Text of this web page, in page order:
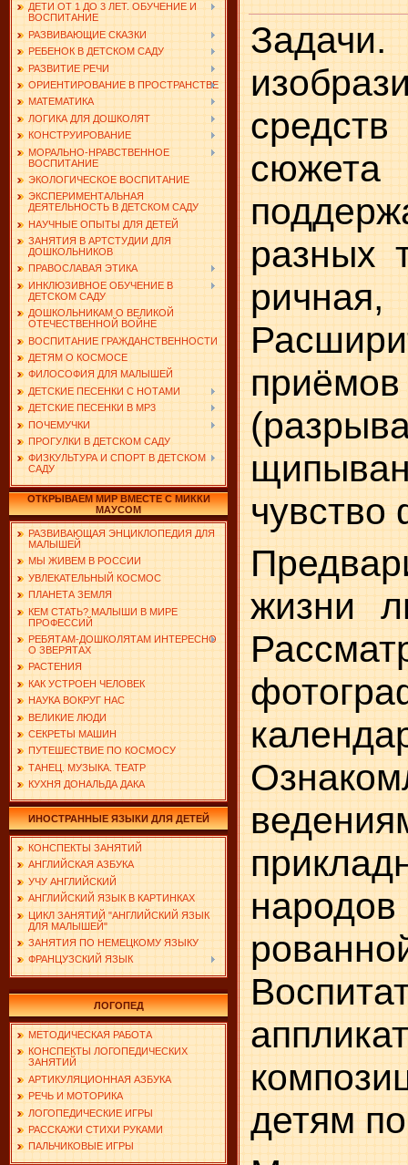
ДЕТИ ОТ 1 ДО 3 ЛЕТ. ОБУЧЕНИЕ И
ВОСПИТАНИЕ
РАЗВИВАЮЩИЕ СКАЗКИ
РЕБЕНОК В ДЕТСКОМ САДУ
РАЗВИТИЕ РЕЧИ
ОРИЕНТИРОВАНИЕ В ПРОСТРАНСТВЕ
МАТЕМАТИКА
ЛОГИКА ДЛЯ ДОШКОЛЯТ
КОНСТРУИРОВАНИЕ
МОРАЛЬНО-НРАВСТВЕННОЕ
ВОСПИТАНИЕ
ЭКОЛОГИЧЕСКОЕ ВОСПИТАНИЕ
ЭКСПЕРИМЕНТАЛЬНАЯ
ДЕЯТЕЛЬНОСТЬ В ДЕТСКОМ САДУ
НАУЧНЫЕ ОПЫТЫ ДЛЯ ДЕТЕЙ
ЗАНЯТИЯ В АРТСТУДИИ ДЛЯ
ДОШКОЛЬНИКОВ
ПРАВОСЛАВАЯ ЭТИКА
ИНКЛЮЗИВНОЕ ОБУЧЕНИЕ В
ДЕТСКОМ САДУ
ДОШКОЛЬНИКАМ О ВЕЛИКОЙ
ОТЕЧЕСТВЕННОЙ ВОЙНЕ
ВОСПИТАНИЕ ГРАЖДАНСТВЕННОСТИ
ДЕТЯМ О КОСМОСЕ
ФИЛОСОФИЯ ДЛЯ МАЛЫШЕЙ
ДЕТСКИЕ ПЕСЕНКИ С НОТАМИ
ДЕТСКИЕ ПЕСЕНКИ В MP3
ПОЧЕМУЧКИ
ПРОГУЛКИ В ДЕТСКОМ САДУ
ФИЗКУЛЬТУРА И СПОРТ В ДЕТСКОМ
САДУ
ОТКРЫВАЕМ МИР ВМЕСТЕ С МИККИ
МАУСОМ
РАЗВИВАЮЩАЯ ЭНЦИКЛОПЕДИЯ ДЛЯ
МАЛЫШЕЙ
МЫ ЖИВЕМ В РОССИИ
УВЛЕКАТЕЛЬНЫЙ КОСМОС
ПЛАНЕТА ЗЕМЛЯ
КЕМ СТАТЬ? МАЛЫШИ В МИРЕ
ПРОФЕССИЙ
РЕБЯТАМ-ДОШКОЛЯТАМ ИНТЕРЕСНО
О ЗВЕРЯТАХ
РАСТЕНИЯ
КАК УСТРОЕН ЧЕЛОВЕК
НАУКА ВОКРУГ НАС
ВЕЛИКИЕ ЛЮДИ
СЕКРЕТЫ МАШИН
ПУТЕШЕСТВИЕ ПО КОСМОСУ
ТАНЕЦ. МУЗЫКА. ТЕАТР
КУХНЯ ДОНАЛЬДА ДАКА
ИНОСТРАННЫЕ ЯЗЫКИ ДЛЯ ДЕТЕЙ
КОНСПЕКТЫ ЗАНЯТИЙ
АНГЛИЙСКАЯ АЗБУКА
УЧУ АНГЛИЙСКИЙ
АНГЛИЙСКИЙ ЯЗЫК В КАРТИНКАХ
ЦИКЛ ЗАНЯТИЙ "АНГЛИЙСКИЙ ЯЗЫК
ДЛЯ МАЛЫШЕЙ"
ЗАНЯТИЯ ПО НЕМЕЦКОМУ ЯЗЫКУ
ФРАНЦУЗСКИЙ ЯЗЫК
ЛОГОПЕД
МЕТОДИЧЕСКАЯ РАБОТА
КОНСПЕКТЫ ЛОГОПЕДИЧЕСКИХ
ЗАНЯТИЙ
АРТИКУЛЯЦИОННАЯ АЗБУКА
РЕЧЬ И МОТОРИКА
ЛОГОПЕДИЧЕСКИЕ ИГРЫ
РАССКАЖИ СТИХИ РУКАМИ
ПАЛЬЧИКОВЫЕ ИГРЫ
сюжета
разных
жиз­ни
детям